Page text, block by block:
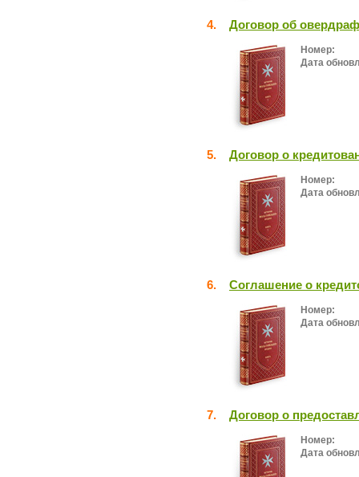
4. Договор об
Номер:
Дата
5. Договор о
Номер:
Дата
6. Соглашение о
Номер:
Дата
7. Договор о
Номер:
Дата